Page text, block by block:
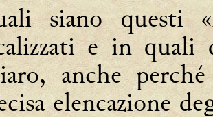
siano questi
e in quali
anche
elencazione